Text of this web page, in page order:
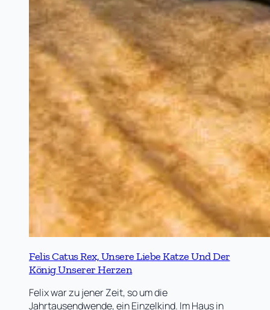
Felis Catus Rex, Unsere Liebe Katze Und Der
König Unserer Herzen
Felix war zu jener Zeit, so um die
Jahrtausendwende, ein Einzelkind. Im Haus in